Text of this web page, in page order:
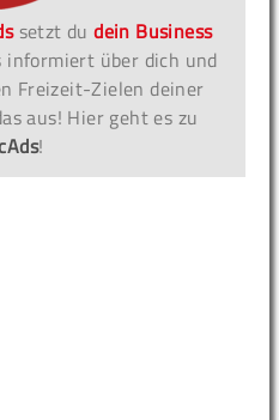
setzt dudein Business
informiert über dich und
Freizeit-Zielen deiner
aus! Hier geht es zu
!